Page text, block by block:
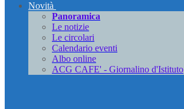
Novità
Panoramica
Le notizie
Le circolari
Calendario eventi
Albo online
ACG CAFE' - Giornalino d'Istituto